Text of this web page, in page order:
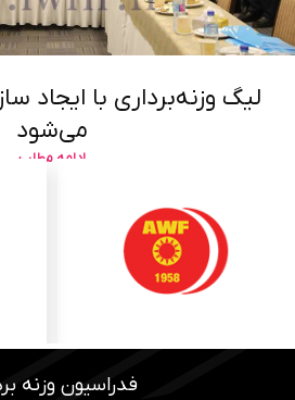
لیگ وزنه‌برداری با ایجاد
می‌شود
ادامه مطلب
فدراسیون وزنه